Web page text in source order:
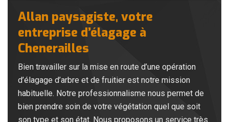
Allan paysagiste, votre
entreprise d’élagage à
Chenerailles
Bien travailler sur la mise en route d’une opération
d’élagage d’arbre et de fruitier est notre mission
habituelle. Notre professionnalisme nous permet de
bien prendre soin de votre végétation quel que soit
son type et son état. Nous proposons un service très